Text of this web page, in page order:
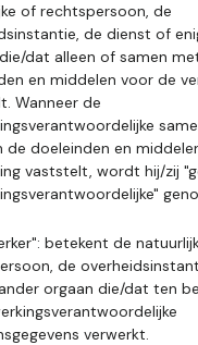
of rechtspersoon, de
de dienst of
dat alleen of samen
en middelen voor de
Wanneer de
de doeleinden en
vaststelt, wordt hij/zij
betekent de
de
orgaan die/dat ten
verwerkt.